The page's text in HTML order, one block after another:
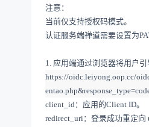
注意 ：
当前仅支持授权码模式。
认证服务端禅道需要设置为
1. 应用端通过浏览器将用户引
https://oidc.leiyong.oop.cc/
client_id：应用的Client ID。
redirect_uri： 登录成功重定向